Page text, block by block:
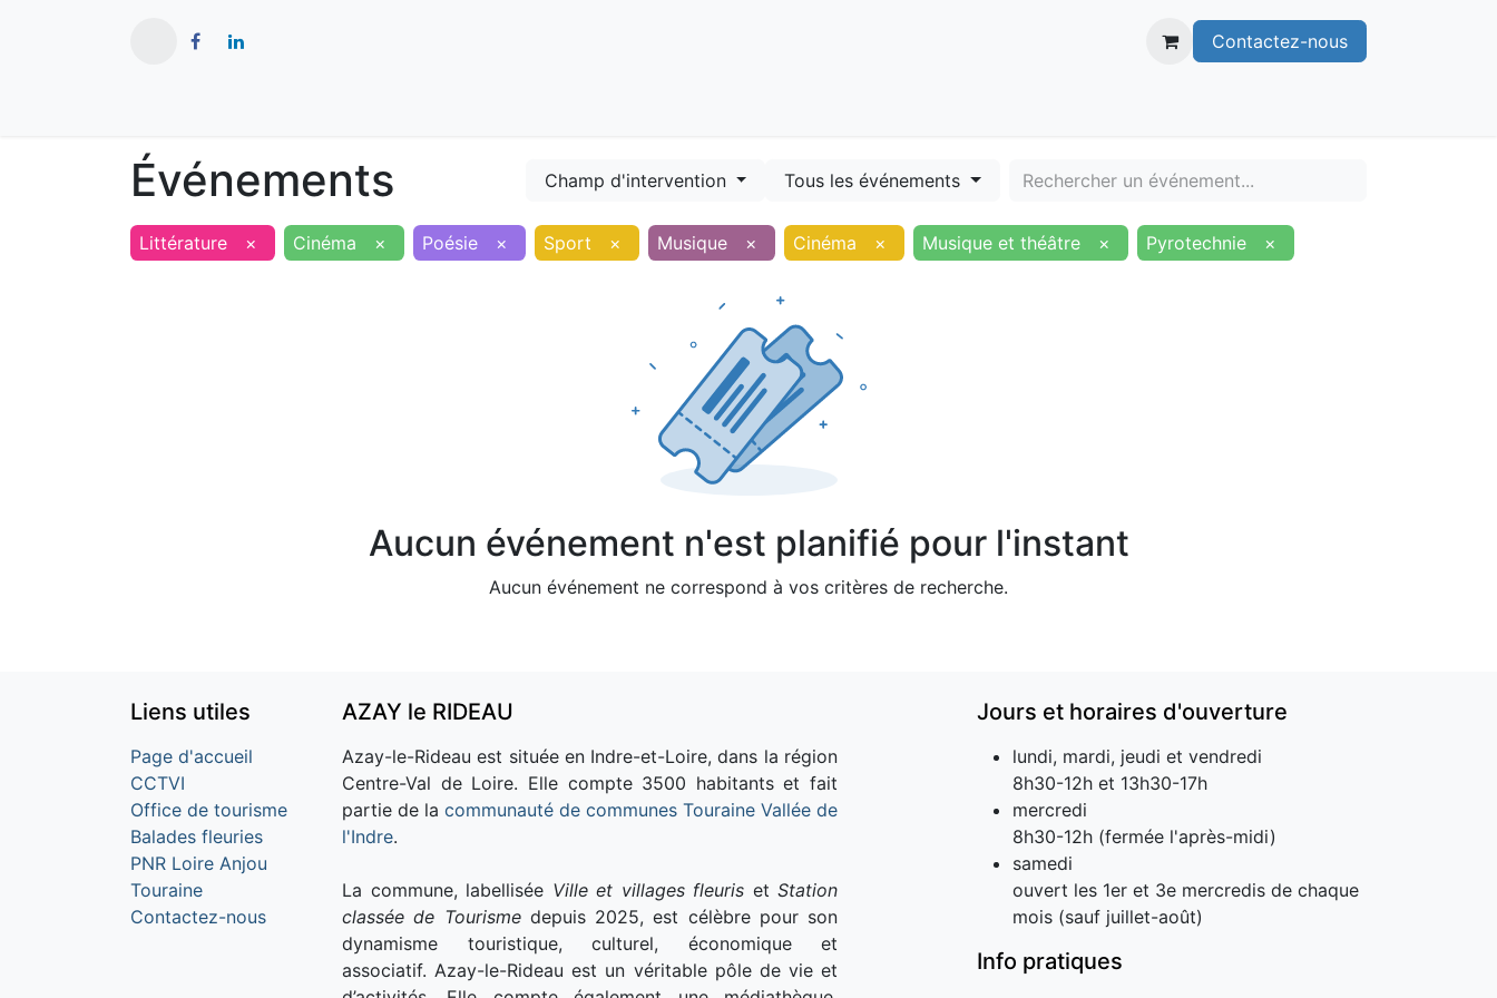
Contactez-nous
Événements Champ d'intervention Tous les événements
Littérature × Cinéma × Poésie × Sport × Musique × Cinéma × Musique et théâtre × Pyrotechnie ×
Aucun événement n'est planifié pour l'instant
Aucun événement ne correspond à vos critères de recherche.
Liens utiles
Page d'accueil
CCTVI
Office de tourisme
Balades fleuries
PNR Loire Anjou
Touraine
Contactez-nous
AZAY le RIDEAU
Azay-le-Rideau est située en Indre-et-Loire, dans la région
Centre-Val de Loire. Elle compte 3500 habitants et fait
partie de la communauté de communes Touraine Vallée de
l'Indre.
La commune, labellisée Ville et villages fleuris et Station
classée de Tourismedepuis 2025, est célèbre pour son
dynamisme touristique, culturel, économique et
associatif. Azay-le-Rideau est un véritable pôle de vie et
Jours et horaires d'ouverture
lundi, mardi, jeudi et vendredi
8h30-12h et 13h30-17h
mercredi
8h30-12h (fermée l'après-midi)
samedi
ouvert les 1er et 3e mercredis de chaque
mois (sauf juillet-août)
Info pratiques